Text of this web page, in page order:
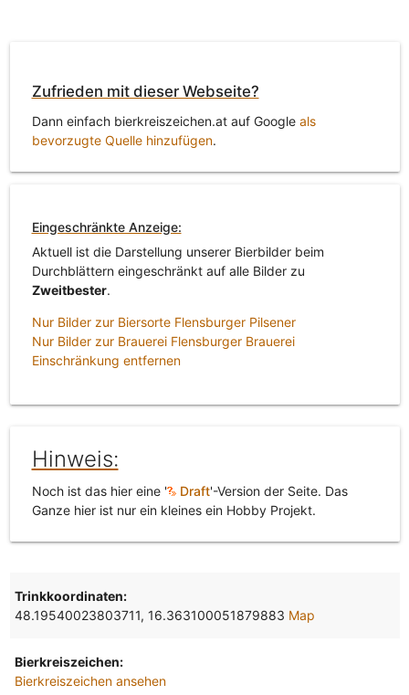
Zufrieden mit dieser Webseite?
Dann einfach bierkreiszeichen.at auf Google als
bevorzugte Quelle hinzufügen.
Eingeschränkte Anzeige:
Aktuell ist die Darstellung unserer Bierbilder beim
Durchblättern eingeschränkt auf alle Bilder zu
Zweitbester.
Nur Bilder zur Biersorte Flensburger Pilsener
Nur Bilder zur Brauerei Flensburger Brauerei
Einschränkung entfernen
Hinweis:
Noch ist das hier eine ' Draft'-Version der Seite. Das
Ganze hier ist nur ein kleines ein Hobby Projekt.
Trinkkoordinaten:
48.19540023803711, 16.363100051879883 Map
Bierkreiszeichen:
Bierkreiszeichen ansehen